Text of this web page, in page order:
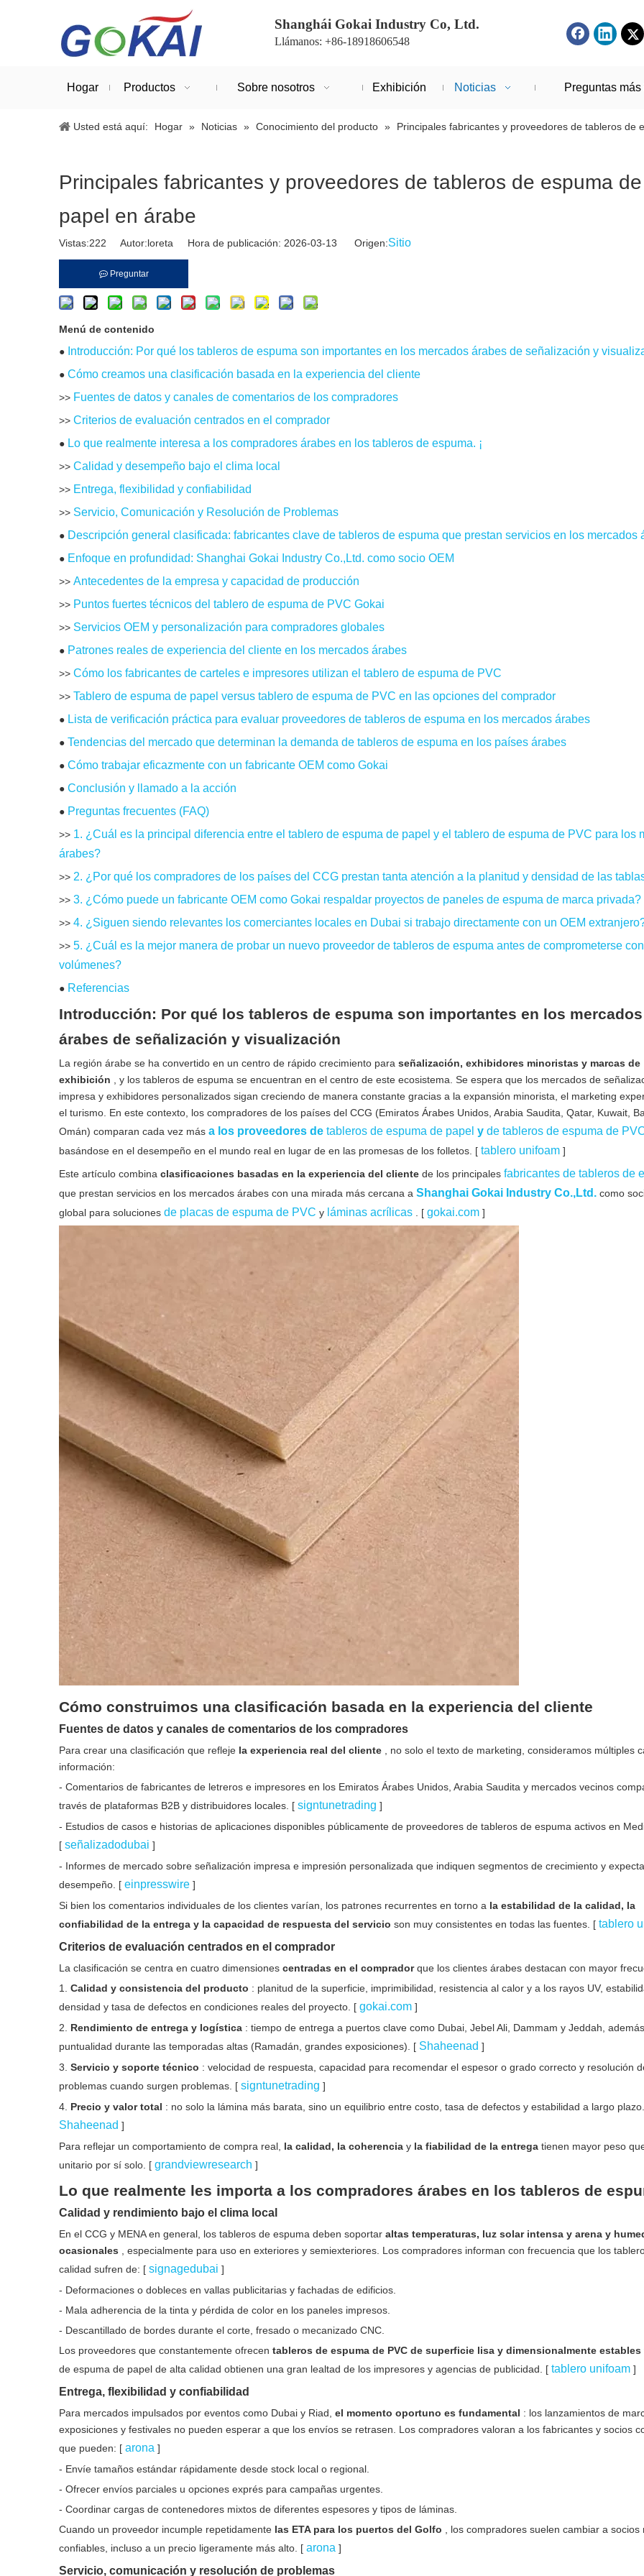
Shanghái Gokai Industry Co, Ltd.
Llámanos: +86-18918606548
Hogar Productos Sobre nosotros Exhibición Noticias Preguntas
Usted está aquí: Hogar » Noticias » Conocimiento del producto » Principales fabricantes y proveedores de tableros de
Principales fabricantes y proveedores de tableros de espuma de
papel en árabe
Vistas:222 Autor:loreta Hora de publicación: 2026-03-13 Origen:Sitio
Preguntar
Menú de contenido
● Introducción: Por qué los tableros de espuma son importantes en los mercados árabes de señalización y
● Cómo creamos una clasificación basada en la experiencia del cliente
>> Fuentes de datos y canales de comentarios de los compradores
>> Criterios de evaluación centrados en el comprador
● Lo que realmente interesa a los compradores árabes en los tableros de espuma. ¡
>> Calidad y desempeño bajo el clima local
>> Entrega, flexibilidad y confiabilidad
>> Servicio, Comunicación y Resolución de Problemas
● Descripción general clasificada: fabricantes clave de tableros de espuma que prestan servicios en los mercados
● Enfoque en profundidad: Shanghai Gokai Industry Co.,Ltd. como socio OEM
>> Antecedentes de la empresa y capacidad de producción
>> Puntos fuertes técnicos del tablero de espuma de PVC Gokai
>> Servicios OEM y personalización para compradores globales
● Patrones reales de experiencia del cliente en los mercados árabes
>> Cómo los fabricantes de carteles e impresores utilizan el tablero de espuma de PVC
>> Tablero de espuma de papel versus tablero de espuma de PVC en las opciones del comprador
● Lista de verificación práctica para evaluar proveedores de tableros de espuma en los mercados árabes
● Tendencias del mercado que determinan la demanda de tableros de espuma en los países árabes
● Cómo trabajar eficazmente con un fabricante OEM como Gokai
● Conclusión y llamado a la acción
● Preguntas frecuentes (FAQ)
>> 1. ¿Cuál es la principal diferencia entre el tablero de espuma de papel y el tablero de espuma de PVC para los
árabes?
>> 2. ¿Por qué los compradores de los países del CCG prestan tanta atención a la planitud y densidad de las
>> 3. ¿Cómo puede un fabricante OEM como Gokai respaldar proyectos de paneles de espuma de marca privada?
>> 4. ¿Siguen siendo relevantes los comerciantes locales en Dubai si trabajo directamente con un OEM
>> 5. ¿Cuál es la mejor manera de probar un nuevo proveedor de tableros de espuma antes de comprometerse
volúmenes?
● Referencias
Introducción: Por qué los tableros de espuma son importantes en los mercados
árabes de señalización y visualización
La región árabe se ha convertido en un centro de rápido crecimiento para señalización, exhibidores minoristas y marcas de
exhibición
, y los tableros de espuma se encuentran en el centro de este ecosistema. Se espera que los mercados de
impresa y exhibidores personalizados sigan creciendo de manera constante gracias a la expansión minorista, el marketing
el turismo. En este contexto, los compradores de los países del CCG (Emiratos Árabes Unidos, Arabia Saudita, Qatar, Kuwait,
Omán) comparan cada vez más a los proveedores de tableros de espuma de papel y de tableros de espuma de
basándose en el desempeño en el mundo real en lugar de en las promesas de los folletos. [ tablero unifoam ]
Este artículo combina clasificaciones basadas en la experiencia del cliente de los principales fabricantes de tableros de
que prestan servicios en los mercados árabes con una mirada más cercana a Shanghai Gokai Industry Co.,Ltd. como
global para soluciones de placas de espuma de PVC y láminas acrílicas . [ gokai.com ]
Cómo construimos una clasificación basada en la experiencia del cliente
Fuentes de datos y canales de comentarios de los compradores
Para crear una clasificación que refleje la experiencia real del cliente
, no solo el texto de marketing, consideramos múltiples
información:
- Comentarios de fabricantes de letreros e impresores en los Emiratos Árabes Unidos, Arabia Saudita y mercados vecinos
través de plataformas B2B y distribuidores locales. [ signtunetrading ]
- Estudios de casos e historias de aplicaciones disponibles públicamente de proveedores de tableros de espuma activos en
[ señalizadodubai ]
- Informes de mercado sobre señalización impresa e impresión personalizada que indiquen segmentos de crecimiento y
desempeño. [ einpresswire ]
Si bien los comentarios individuales de los clientes varían, los patrones recurrentes en torno a la estabilidad de la calidad, la
confiabilidad de la entrega y la capacidad de respuesta del servicio son muy consistentes en todas las fuentes. [ tablero
Criterios de evaluación centrados en el comprador
La clasificación se centra en cuatro dimensiones centradas en el compradorque los clientes árabes destacan con mayor
1. Calidad y consistencia del producto : planitud de la superficie, imprimibilidad, resistencia al calor y a los rayos UV,
densidad y tasa de defectos en condiciones reales del proyecto. [ gokai.com ]
2. Rendimiento de entrega y logística : tiempo de entrega a puertos clave como Dubai, Jebel Ali, Dammam y Jeddah,
puntualidad durante las temporadas altas (Ramadán, grandes exposiciones). [ Shaheenad ]
3. Servicio y soporte técnico : velocidad de respuesta, capacidad para recomendar el espesor o grado correcto y resolución
problemas cuando surgen problemas. [ signtunetrading ]
4. Precio y valor total : no solo la lámina más barata, sino un equilibrio entre costo, tasa de defectos y estabilidad a largo
Shaheenad ]
Para reflejar un comportamiento de compra real, la calidad, la coherencia y la fiabilidad de la entrega tienen mayor peso
unitario por sí solo. [ grandviewresearch ]
Lo que realmente les importa a los compradores árabes en los tableros de
Calidad y rendimiento bajo el clima local
En el CCG y MENA en general, los tableros de espuma deben soportar altas temperaturas, luz solar intensa y arena y
ocasionales
, especialmente para uso en exteriores y semiexteriores. Los compradores informan con frecuencia que los
calidad sufren de: [ signagedubai ]
- Deformaciones o dobleces en vallas publicitarias y fachadas de edificios.
- Mala adherencia de la tinta y pérdida de color en los paneles impresos.
- Descantillado de bordes durante el corte, fresado o mecanizado CNC.
Los proveedores que constantemente ofrecen tableros de espuma de PVC de superficie lisa y dimensionalmente estables
de espuma de papel de alta calidad obtienen una gran lealtad de los impresores y agencias de publicidad. [ tablero unifoam ]
Entrega, flexibilidad y confiabilidad
Para mercados impulsados ​​por eventos como Dubai y Riad, el momento oportuno es fundamental : los lanzamientos de
exposiciones y festivales no pueden esperar a que los envíos se retrasen. Los compradores valoran a los fabricantes y socios
que pueden: [ arona ]
- Envíe tamaños estándar rápidamente desde stock local o regional.
- Ofrecer envíos parciales u opciones exprés para campañas urgentes.
- Coordinar cargas de contenedores mixtos de diferentes espesores y tipos de láminas.
Cuando un proveedor incumple repetidamente las ETA para los puertos del Golfo
, los compradores suelen cambiar a socios
confiables, incluso a un precio ligeramente más alto. [ arona ]
Servicio, comunicación y resolución de problemas